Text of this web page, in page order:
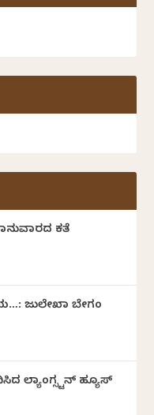
ಕತೆ
ಜುಲೇಖಾ ಬೇಗಂ
ಲ್ಯಾಂಗ್ಸ್ಟನ್ ಹ್ಯೂಸ್